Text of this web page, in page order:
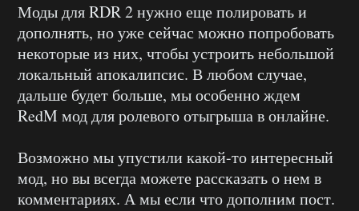
Моды для RDR 2 нужно еще полировать и
дополнять, но уже сейчас можно попробовать
некоторые из них, чтобы устроить небольшой
локальный апокалипсис. В любом случае,
дальше будет больше, мы особенно ждем
RedM мод для ролевого отыгрыша в онлайне.
Возможно мы упустили какой-то интересный
мод, но вы всегда можете рассказать о нем в
комментариях. А мы если что дополним пост.